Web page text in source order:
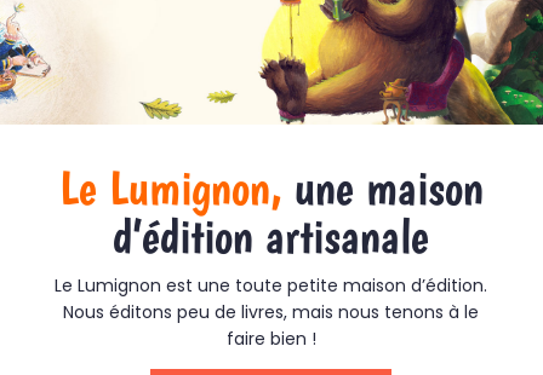
Le Lumignon, une maison
d’édition artisanale
Le Lumignon est une toute petite maison d’édition.
Nous éditons peu de livres, mais nous tenons à le
faire bien !